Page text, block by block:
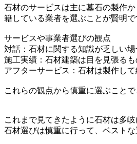
石材のサービスは主に墓石の製作
籍している業者を選ぶことが賢明で
サービスや事業者選びの観点
対話：石材に関する知識が乏しい
施工実績：石材建築は目を見張る
アフターサービス：石材は製作し
これらの観点から慎重に選ぶこと
これまで見てきたように石材は多
石材選びは慎重に行って、ベストな